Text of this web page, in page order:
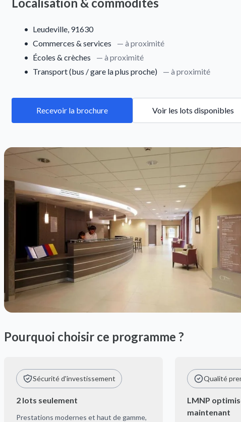
• Leudeville, 91630
• Commerces & services
— à proximité
• Écoles & crèches
— à proximité
• Transport (bus / gare la plus proche) — à proximité
Recevoir la brochure Voir les lots disponibles
Pourquoi choisir ce programme ?
Sécurité d'investissement
2 lots seulement
Prestations modernes et haut de gamme,
Qualité
LMNP
maintenant